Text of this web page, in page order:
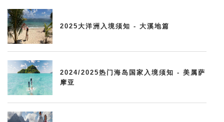
2025大洋洲入境须知 - 大溪地篇
2024/2025热门海岛国家入境须知 - 美属萨
摩亚